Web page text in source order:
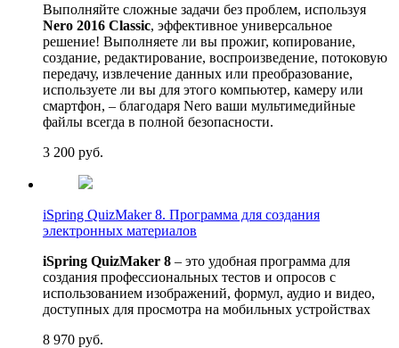
Выполняйте сложные задачи без проблем, используя
Nero 2016 Classic, эффективное универсальное
решение! Выполняете ли вы прожиг, копирование,
создание, редактирование, воспроизведение, потоковую
передачу, извлечение данных или преобразование,
используете ли вы для этого компьютер, камеру или
смартфон, – благодаря Nero ваши мультимедийные
файлы всегда в полной безопасности.
3 200 руб.
iSpring QuizMaker 8. Программа для создания
электронных материалов
iSpring QuizMaker 8 – это удобная программа для
создания профессиональных тестов и опросов с
использованием изображений, формул, аудио и видео,
доступных для просмотра на мобильных устройствах
8 970 руб.